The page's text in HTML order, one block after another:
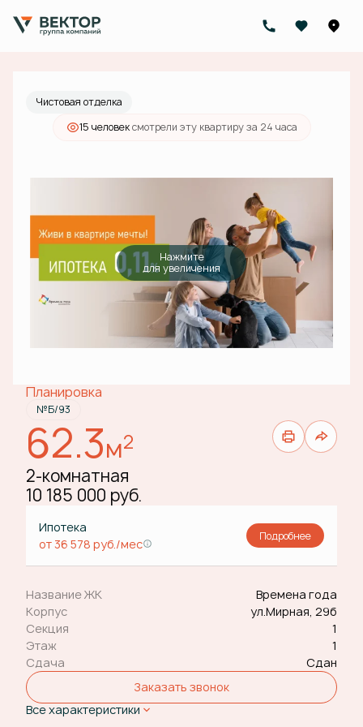
2-комнатная 10 185 000 руб.
Ипотекаот 36 578 руб./мес.
Чистовая отделка
15 человексмотрели эту квартиру за 24 часа
Нажмите
для увеличения
Планировка
№Б/93
62.3м2
2-комнатная
10 185 000 руб.
Ипотека
от 36 578 руб./мес
Подробнее
Название ЖК
Времена года
Корпус
ул.Мирная, 29б
Секция
1
Этаж
1
Сдача
Сдан
Заказать звонок
Все характеристики